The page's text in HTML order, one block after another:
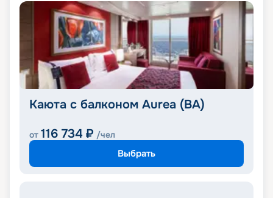
Каюта с балконом Aurea (BA)
от 116 734 ₽ /чел
Выбрать